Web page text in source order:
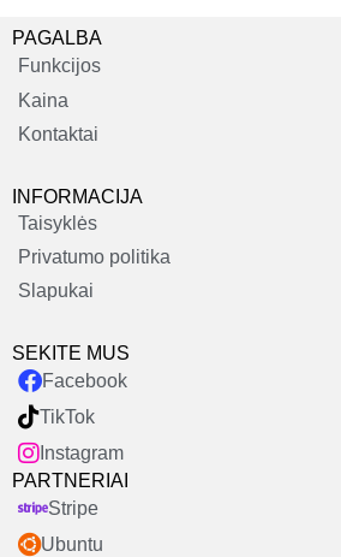
PAGALBA
Funkcijos
Kaina
Kontaktai
INFORMACIJA
Taisyklės
Privatumo politika
Slapukai
SEKITE MUS
Facebook
TikTok
Instagram
PARTNERIAI
Stripe
Ubuntu